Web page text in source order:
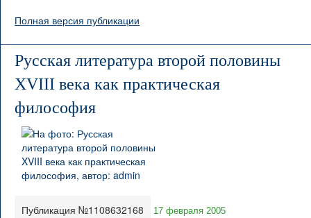
Полная версия публикации
Русская литература второй половины
XVIII века как практическая
философия
Публикация №1108632168 17 февраля 2005